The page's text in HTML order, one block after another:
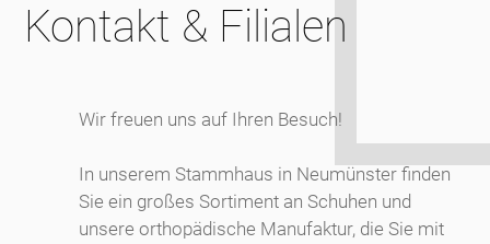
Kontakt & Filialen
Wir freuen uns auf Ihren Besuch!
In unserem Stammhaus in Neumünster finden
Sie ein großes Sortiment an Schuhen und
unsere orthopädische Manufaktur, die Sie mit